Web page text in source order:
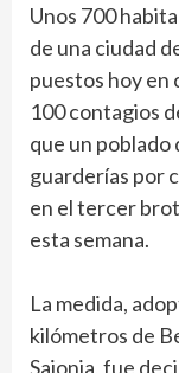
Unos 700
de una ciudad
puestos hoy
100 contagios
que un poblado
guarderías por
en el tercer
esta semana.
La medida,
kilómetros de
Sajonia, fue